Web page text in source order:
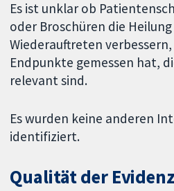
Es ist unklar ob
oder Broschüren die
Wiederauftreten
Endpunkte gemessen hat,
relevant sind.
Es wurden keine anderen
identifiziert.
Qualität der Evidenz